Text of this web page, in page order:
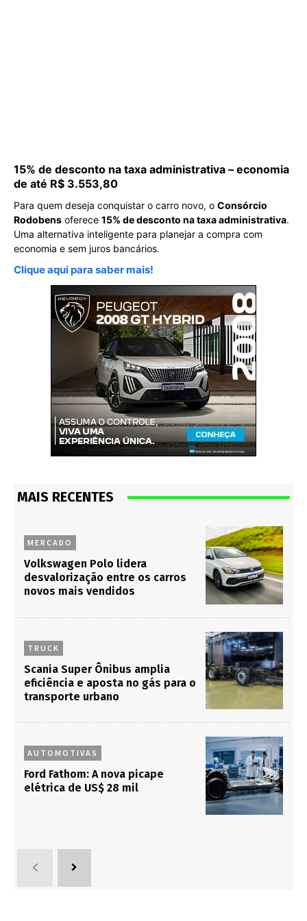
15% de desconto na taxa administrativa – economia
de até R$ 3.553,80
Para quem deseja conquistar o carro novo, o Consórcio
Rodobens oferece 15% de desconto na taxa administrativa.
Uma alternativa inteligente para planejar a compra com
economia e sem juros bancários.
Clique aqui para saber mais!
MAIS RECENTES
MERCADO
Volkswagen Polo lidera
desvalorização entre os carros
novos mais vendidos
TRUCK
Scania Super Ônibus amplia
eficiência e aposta no gás para o
transporte urbano
AUTOMOTIVAS
Ford Fathom: A nova picape
elétrica de US$ 28 mil